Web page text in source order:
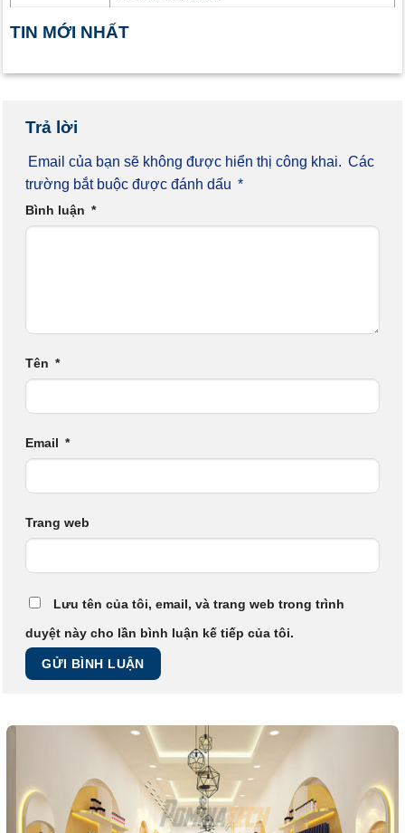
TIN MỚI NHẤT
Trả lời
Email của bạn sẽ không được hiển thị công khai. Các
trường bắt buộc được đánh dấu *
Bình luận *
Tên *
Email *
Trang web
Lưu tên của tôi, email, và trang web trong trình
duyệt này cho lần bình luận kế tiếp của tôi.